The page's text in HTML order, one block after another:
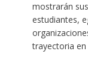
mostrarán
estudiantes,
trayectoria